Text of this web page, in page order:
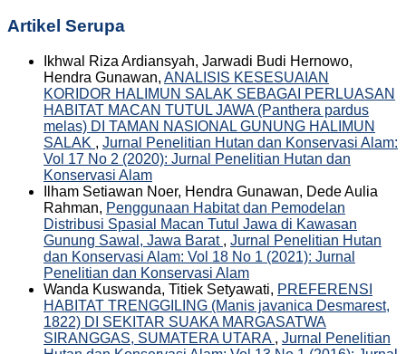
Artikel Serupa
Ikhwal Riza Ardiansyah, Jarwadi Budi Hernowo,
Hendra Gunawan, ANALISIS KESESUAIAN
KORIDOR HALIMUN SALAK SEBAGAI PERLUASAN
HABITAT MACAN TUTUL JAWA (Panthera pardus
melas) DI TAMAN NASIONAL GUNUNG HALIMUN
SALAK , Jurnal Penelitian Hutan dan Konservasi Alam:
Vol 17 No 2 (2020): Jurnal Penelitian Hutan dan
Konservasi Alam
Ilham Setiawan Noer, Hendra Gunawan, Dede Aulia
Rahman, Penggunaan Habitat dan Pemodelan
Distribusi Spasial Macan Tutul Jawa di Kawasan
Gunung Sawal, Jawa Barat , Jurnal Penelitian Hutan
dan Konservasi Alam: Vol 18 No 1 (2021): Jurnal
Penelitian dan Konservasi Alam
Wanda Kuswanda, Titiek Setyawati, PREFERENSI
HABITAT TRENGGILING (Manis javanica Desmarest,
1822) DI SEKITAR SUAKA MARGASATWA
SIRANGGAS, SUMATERA UTARA , Jurnal Penelitian